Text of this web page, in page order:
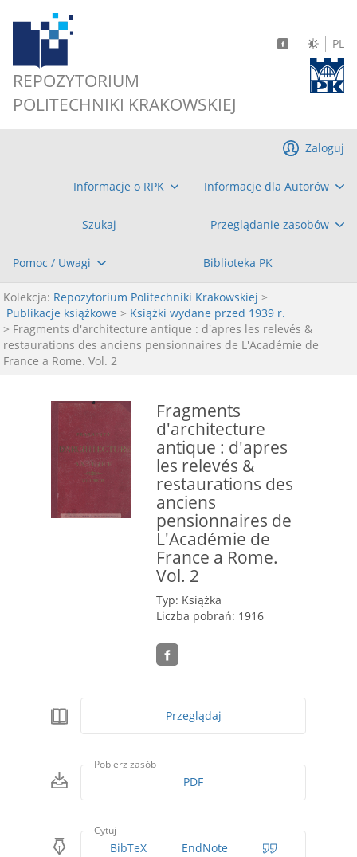
REPOZYTORIUM
POLITECHNIKI KRAKOWSKIEJ
PL
Informacje o RPK Informacje dla Autorów
Szukaj Przeglądanie zasobów
Pomoc / Uwagi Biblioteka PK
Zaloguj
Kolekcja: Repozytorium Politechniki Krakowskiej >
Publikacje książkowe > Książki wydane przed 1939 r.
> Fragments d'architecture antique : d'apres les relevés &
restaurations des anciens pensionnaires de L'Académie de
France a Rome. Vol. 2
Fragments
d'architecture
antique : d'apres
les relevés &
restaurations des
anciens
pensionnaires de
L'Académie de
France a Rome.
Vol. 2
Typ: Książka
Liczba pobrań: 1916
Przeglądaj
Pobierz zasób
PDF
Cytuj
BibTeX EndNote